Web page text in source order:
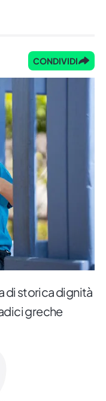
CONDIVIDI
di storica dignità
greche